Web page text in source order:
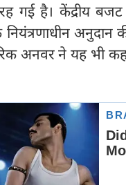
गई है। केंद्रीय
नियंत्रणाधीन
अनवर ने यह भी कहा